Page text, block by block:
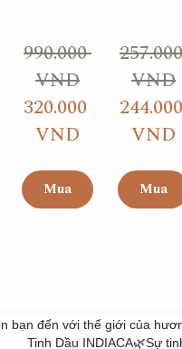
990.000
VND
320.000
VND
Mua
257.000
VND
244.000
VND
Mua
bạn đến với thế giới của
Tinh Dầu INDIACA🌿Sự